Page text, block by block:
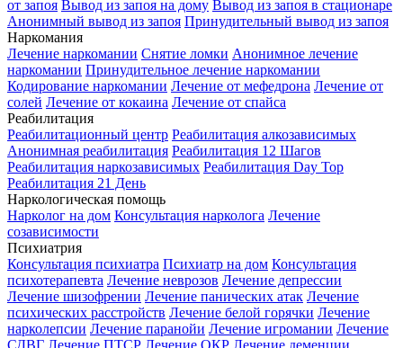
от запоя Вывод из запоя на дому Вывод из запоя в стационаре
Анонимный вывод из запоя Принудительный вывод из запоя
Наркомания
Лечение наркомании Снятие ломки Анонимное лечение
наркомании Принудительное лечение наркомании
Кодирование наркомании Лечение от мефедрона Лечение от
солей Лечение от кокаина Лечение от спайса
Реабилитация
Реабилитационный центр Реабилитация алкозависимых
Анонимная реабилитация Реабилитация 12 Шагов
Реабилитация наркозависимых Реабилитация Day Top
Реабилитация 21 День
Наркологическая помощь
Нарколог на дом Консультация нарколога Лечение
созависимости
Психиатрия
Консультация психиатра Психиатр на дом Консультация
психотерапевта Лечение неврозов Лечение депрессии
Лечение шизофрении Лечение панических атак Лечение
психических расстройств Лечение белой горячки Лечение
нарколепсии Лечение паранойи Лечение игромании Лечение
СДВГ Лечение ПТСР Лечение ОКР Лечение деменции